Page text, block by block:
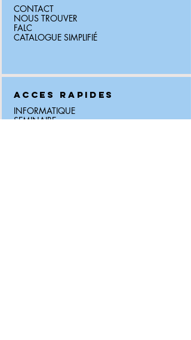
CONTACT
NOUS TROUVER
FALC
CATALOGUE SIMPLIFIÉ
ACCES RAPIDES
INFORMATIQUE
SEMINAIRE